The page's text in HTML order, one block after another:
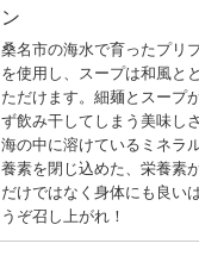
ン
桑名市の海水で育ったプリ
を使用し、スープは和風と
ただけます。細麺とスープ
ず飲み干してしまう美味し
海の中に溶けているミネラ
養素を閉じ込めた、栄養素
だけではなく身体にも良い
うぞ召し上がれ！